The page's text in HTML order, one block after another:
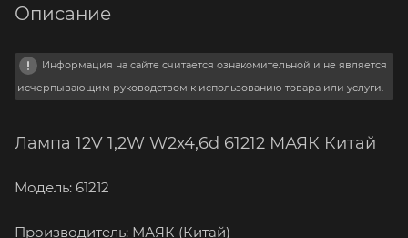
Описание
Информация на сайте считается ознакомительной и не является
исчерпывающим руководством к использованию товара или услуги.
Лампа 12V 1,2W W2х4,6d 61212 МАЯК Китай
Модель: 61212
Производитель: МАЯК (Китай)